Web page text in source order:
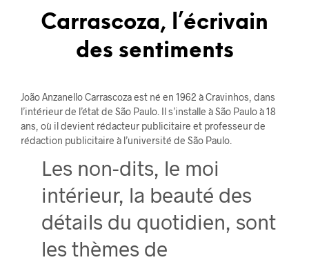
Carrascoza, l’écrivain
des sentiments
João Anzanello Carrascoza est né en 1962 à Cravinhos, dans
l’intérieur de l’état de São Paulo. Il s’installe à São Paulo à 18
ans, où il devient rédacteur publicitaire et professeur de
rédaction publicitaire à l’université de São Paulo.
Les non-dits, le moi
intérieur, la beauté des
détails du quotidien, sont
les thèmes de